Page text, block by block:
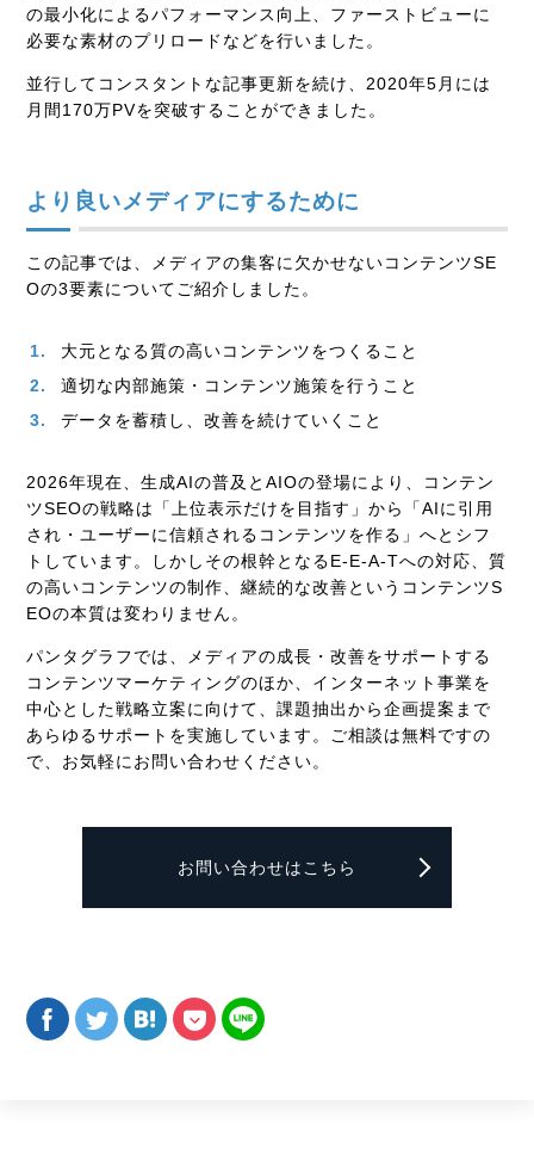
の最小化によるパフォーマンス向上、ファーストビューに
必要な素材のプリロードなどを行いました。
並行してコンスタントな記事更新を続け、2020年5月には
月間170万PVを突破することができました。
より良いメディアにするために
この記事では、メディアの集客に欠かせないコンテンツSE
Oの3要素についてご紹介しました。
大元となる質の高いコンテンツをつくること
適切な内部施策・コンテンツ施策を行うこと
データを蓄積し、改善を続けていくこと
2026年現在、生成AIの普及とAIOの登場により、コンテン
ツSEOの戦略は「上位表示だけを目指す」から「AIに引用
され・ユーザーに信頼されるコンテンツを作る」へとシフ
トしています。しかしその根幹となるE-E-A-Tへの対応、質
の高いコンテンツの制作、継続的な改善というコンテンツS
EOの本質は変わりません。
パンタグラフでは、メディアの成長・改善をサポートする
コンテンツマーケティングのほか、インターネット事業を
中心とした戦略立案に向けて、課題抽出から企画提案まで
あらゆるサポートを実施しています。ご相談は無料ですの
で、お気軽にお問い合わせください。
お問い合わせはこちら